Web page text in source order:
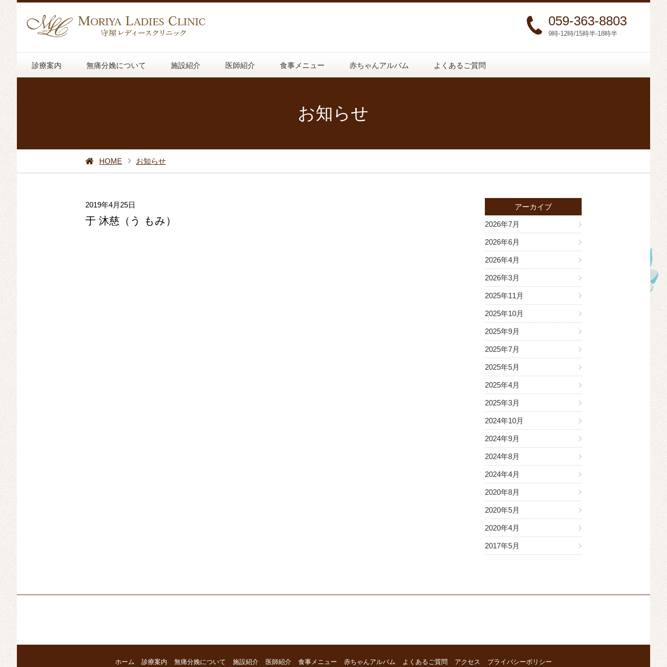
059-363-8803
9時-12時/15時半-18時半
診療案内 無痛分娩について 施設紹介 医師紹介 食事メニュー 赤ちゃんアルバム よくあるご質問
お知らせ
HOME お知らせ
2019年4月25日
于 沐慈（う もみ）
アーカイブ
2026年7月
2026年6月
2026年4月
2026年3月
2025年11月
2025年10月
2025年9月
2025年7月
2025年5月
2025年4月
2025年3月
2024年10月
2024年9月
2024年8月
2024年4月
2020年8月
2020年5月
2020年4月
2017年5月
ホーム 診療案内 無痛分娩について 施設紹介 医師紹介 食事メニュー 赤ちゃんアルバム よくあるご質問 アクセス プライバシーポリシー